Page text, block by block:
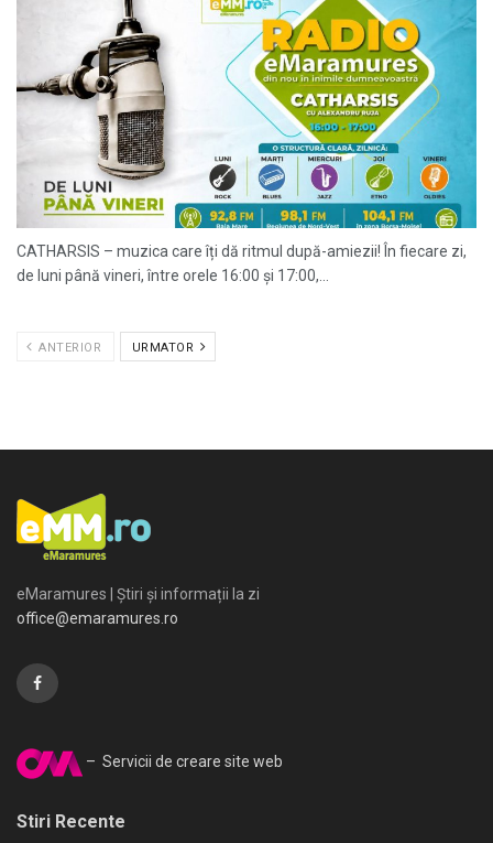
CATHARSIS – muzica care îți dă ritmul după-amiezii! În fiecare zi,
de luni până vineri, între orele 16:00 și 17:00,...
ANTERIOR URMATOR
eMaramures | Știri și informații la zi
office@emaramures.ro
– Servicii de creare site web
Stiri Recente